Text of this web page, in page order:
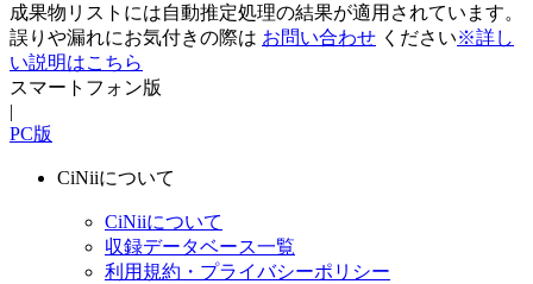
成果物リストには自動推定処理の結果が適用されています。
誤りや漏れにお気付きの際は お問い合わせ ください※詳し
い説明はこちら
スマートフォン版
|
PC版
CiNiiについて
CiNiiについて
収録データベース一覧
利用規約・プライバシーポリシー